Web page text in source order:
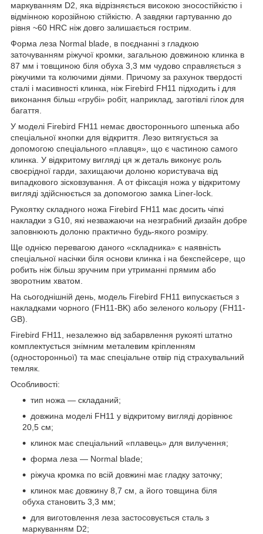
маркуванням D2, яка відрізняється високою зносостійкістю і
відмінною корозійною стійкістю. А завдяки гартуванню до
рівня ~60 HRC ніж довго залишається гострим.
Форма леза Normal blade, в поєднанні з гладкою
заточуванням ріжучої кромки, загальною довжиною клинка в
87 мм і товщиною біля обуха 3,3 мм чудово справляється з
ріжучими та колючими діями. Причому за рахунок твердості
сталі і масивності клинка, ніж Firebird FH11 підходить і для
виконання більш «грубі» робіт, наприклад, заготівлі гілок для
багаття.
У моделі Firebird FH11 немає двостороннього шпенька або
спеціальної кнопки для відкриття. Лезо витягується за
допомогою спеціального «плавця», що є частиною самого
клинка. У відкритому вигляді ця ж деталь виконує роль
своєрідної гарди, захищаючи долоню користувача від
випадкового зісковзування. А от фіксація ножа у відкритому
вигляді здійснюється за допомогою замка Liner-lock.
Рукоятку складного ножа Firebird FH11 має досить чіпкі
накладки з G10, які незважаючи на незграбний дизайн добре
заповнюють долоню практично будь-якого розміру.
Ще однією перевагою даного «складника» є наявність
спеціальної насічки біля основи клинка і на бекспейсере, що
робить ніж більш зручним при утриманні прямим або
зворотним хватом.
На сьогоднішній день, модель Firebird FH11 випускається з
накладками чорного (FH11-BK) або зеленого кольору (FH11-
GB).
Firebird FH11, незалежно від забарвлення рукояті штатно
комплектується знімним металевим кріпленням
(односторонньої) та має спеціальне отвір під страхувальний
темляк.
Особливості:
тип ножа — складаний;
довжина моделі FH11 у відкритому вигляді дорівнює
20,5 см;
клинок має спеціальний «плавець» для вилучення;
форма леза — Normal blade;
ріжуча кромка по всій довжині має гладку заточку;
клинок має довжину 8,7 см, а його товщина біля
обуха становить 3,3 мм;
для виготовлення леза застосовується сталь з
маркуванням D2;